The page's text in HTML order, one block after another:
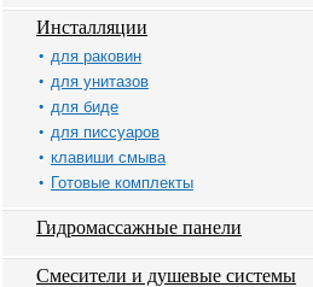
Инсталляции
для раковин
для унитазов
для биде
для писсуаров
клавиши смыва
Готовые комплекты
Гидромассажные панели
Смесители и душевые системы